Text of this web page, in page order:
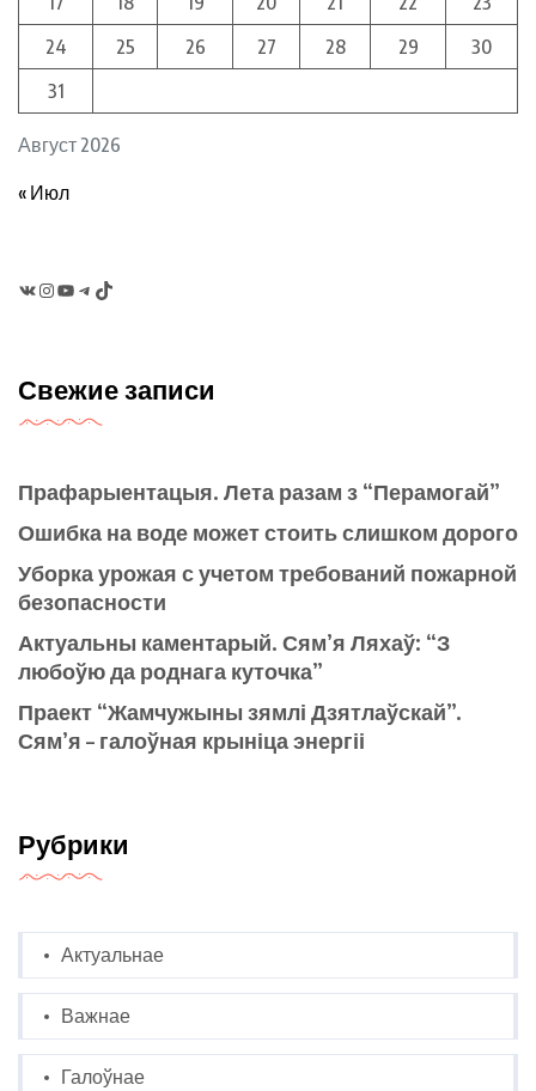
Август 2026
24
25 26 27 28 29
30
31
« Июл
Instagram
YouTubeTelegram
TikTok
Свежие записи
Прафарыентацыя. Лета разам з “Перамогай”
Ошибка на воде может стоить слишком дорого
Уборка урожая с учетом требований пожарной
безопасности
Актуальны каментарый. Сям’я Ляхаў: “З
любоўю да роднага куточка”
Праект “Жамчужыны зямлі Дзятлаўскай”.
Сям’я – галоўная крыніца энергіі
Рубрики
Актуальнае
Важнае
Галоўнае